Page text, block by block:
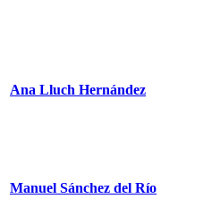
Ana Lluch Hernández
Manuel Sánchez del Río